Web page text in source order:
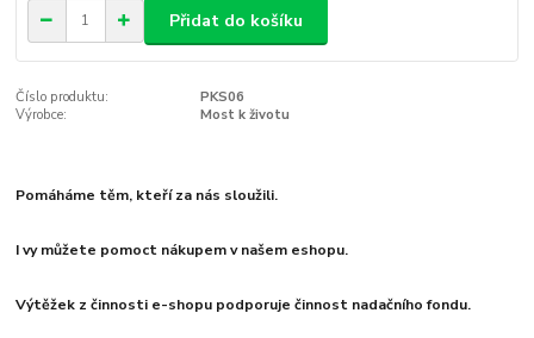
Přidat do košíku
Číslo produktu:
PKS06
Výrobce:
Most k životu
Pomáháme těm, kteří za nás sloužili.
I vy můžete pomoct nákupem v našem eshopu.
Výtěžek z činnosti e-shopu podporuje činnost nadačního fondu.